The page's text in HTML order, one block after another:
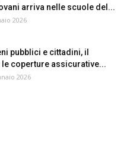
arriva nelle scuole del...
2026
pubblici e cittadini, il
le coperture assicurative...
2026